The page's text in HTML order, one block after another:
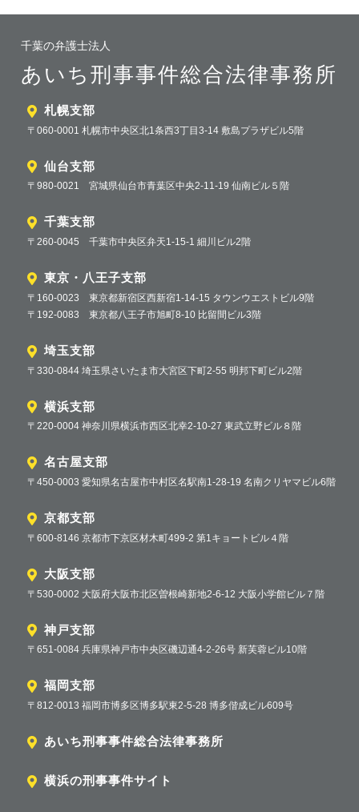
千葉の弁護士法人
あいち刑事事件総合法律事務所
札幌支部
〒060-0001 札幌市中央区北1条西3丁目3-14 敷島プラザビル5階
仙台支部
〒980-0021 宮城県仙台市青葉区中央2-11-19 仙南ビル５階
千葉支部
〒260-0045 千葉市中央区弁天1-15-1 細川ビル2階
東京・八王子支部
〒160-0023 東京都新宿区西新宿1-14-15 タウンウエストビル9階
〒192-0083 東京都八王子市旭町8-10 比留間ビル3階
埼玉支部
〒330-0844 埼玉県さいたま市大宮区下町2-55 明邦下町ビル2階
横浜支部
〒220-0004 神奈川県横浜市西区北幸2-10-27 東武立野ビル８階
名古屋支部
〒450-0003 愛知県名古屋市中村区名駅南1-28-19 名南クリヤマビル6階
京都支部
〒600-8146 京都市下京区材木町499-2 第1キョートビル４階
大阪支部
〒530-0002 大阪府大阪市北区曽根崎新地2-6-12 大阪小学館ビル７階
神戸支部
〒651-0084 兵庫県神戸市中央区磯辺通4-2-26号 新芙蓉ビル10階
福岡支部
〒812-0013 福岡市博多区博多駅東2-5-28 博多偕成ビル609号
あいち刑事事件総合法律事務所
横浜の刑事事件サイト